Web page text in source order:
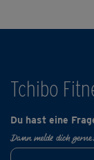
die speziellen
zugeschnitten –
werden, der
Tchibo
Du hast eine
Dann melde dich gerne: